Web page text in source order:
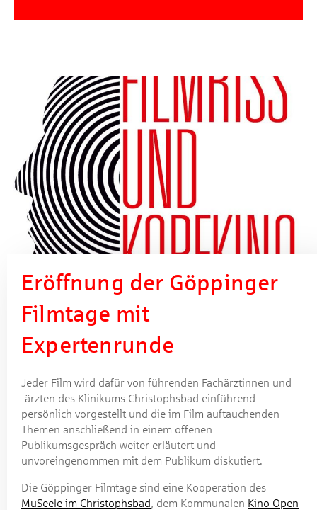
Eröffnung der Göppinger
Filmtage mit
Expertenrunde
Jeder Film wird dafür von führenden Fachärztinnen und
-ärzten des Klinikums Christophsbad einführend
persönlich vorgestellt und die im Film auftauchenden
Themen anschließend in einem offenen
Publikumsgespräch weiter erläutert und
unvoreingenommen mit dem Publikum diskutiert.
Die Göppinger Filmtage sind eine Kooperation des
MuSeele im Christophsbad, dem Kommunalen Kino Open